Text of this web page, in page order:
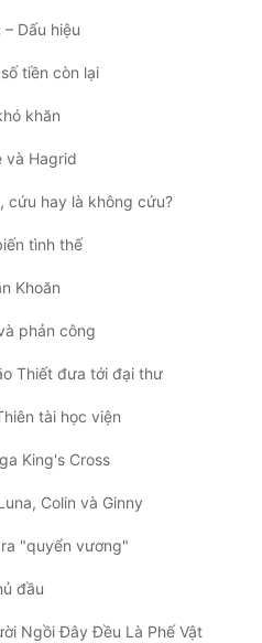
Dấu hiệu
tiền còn lại
khăn
và Hagrid
cứu hay là không cứu?
tình thế
Khoăn
phản công
Thiết đưa tới đại thư
tài học viện
King's Cross
Colin và Ginny
"quyển vương"
đầu
Ngồi Đây Đều Là Phế Vật